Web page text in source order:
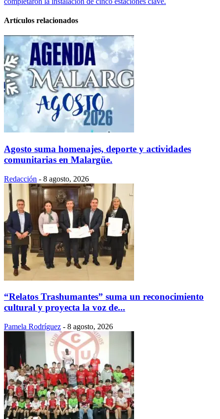
Artículos relacionados
Agosto suma homenajes, deporte y actividades
comunitarias en Malargüe.
Redacción - 8 agosto, 2026
“Relatos Trashumantes” suma un reconocimiento
cultural y proyecta la voz de...
Pamela Rodríguez - 8 agosto, 2026